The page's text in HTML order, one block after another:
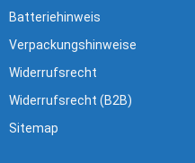
Batteriehinweis
Verpackungshinweise
Widerrufsrecht
Widerrufsrecht (B2B)
Sitemap